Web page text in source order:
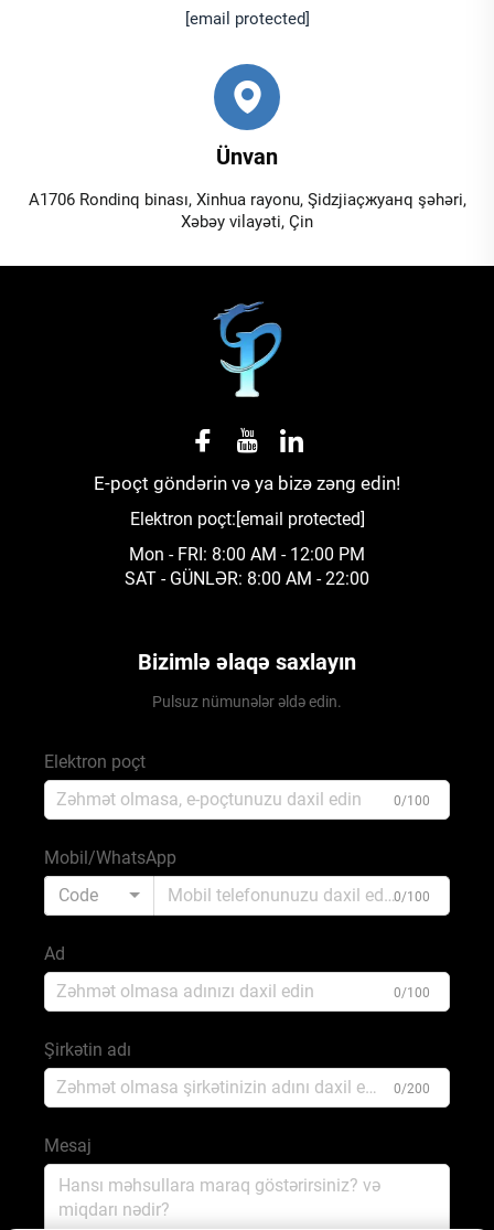
[email protected]
Ünvan
A1706 Rondinq binası, Xinhua rayonu, Şidzjiaçжуанq şəhəri,
Xəbəy vilayəti, Çin
E-poçt göndərin və ya bizə zəng edin!
Elektron poçt:[email protected]
Mon - FRI: 8:00 AM - 12:00 PM
SAT - GÜNLƏR: 8:00 AM - 22:00
Bizimlə əlaqə saxlayın
Pulsuz nümunələr əldə edin.
Elektron poçt
0/100
Mobil/WhatsApp
Code
0/100
Ad
0/100
Şirkətin adı
0/200
Mesaj